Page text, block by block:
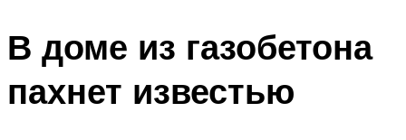
В доме из газобетона
пахнет известью